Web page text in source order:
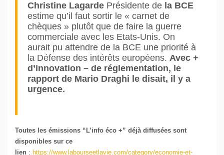
Christine Lagarde Présidente de la BCE
estime qu’il faut sortir le « carnet de
chèques » plutôt que de faire la guerre
commerciale avec les Etats-Unis. On
aurait pu attendre de la BCE une priorité à
la Défense des intérêts européens. Avec +
d’innovation – de réglementation, le
rapport de Mario Draghi le disait, il y a
urgence.
Toutes les émissions “L’info éco +” déjà diffusées sont
disponibles sur ce
lien : https://www.labourseetlavie.com/category/economie-et-